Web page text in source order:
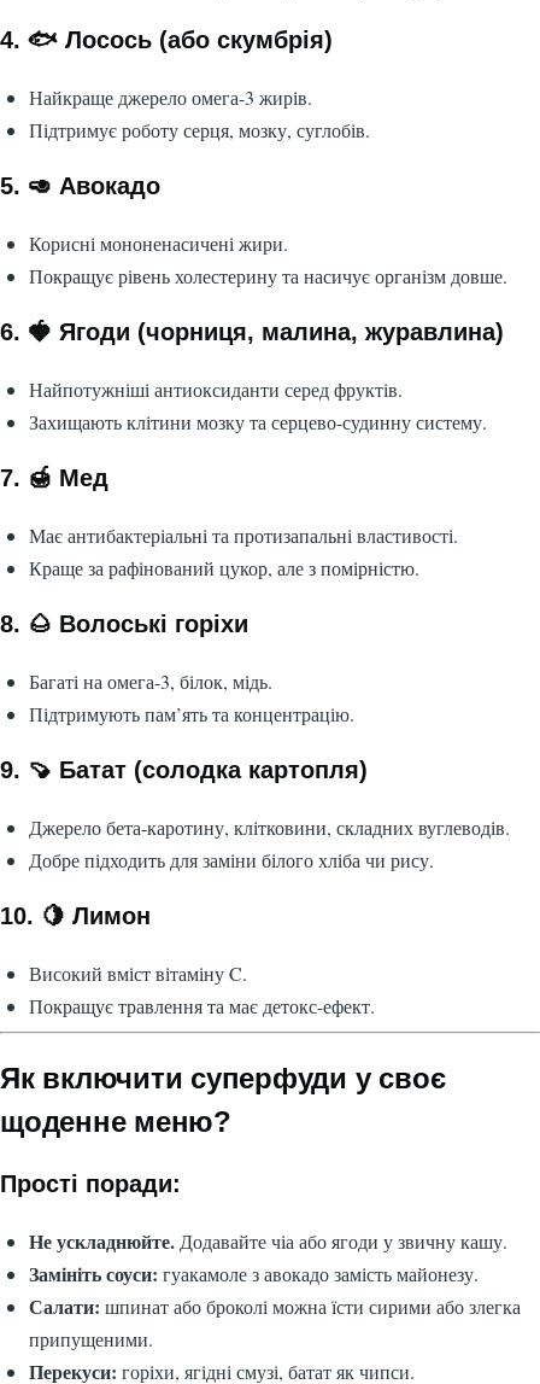
4. 🐟 Лосось (або скумбрія)
Найкраще джерело омега-3 жирів.
Підтримує роботу серця, мозку, суглобів.
5. 🥑 Авокадо
Корисні мононенасичені жири.
Покращує рівень холестерину та насичує організм довше.
6. 🍓 Ягоди (чорниця, малина, журавлина)
Найпотужніші антиоксиданти серед фруктів.
Захищають клітини мозку та серцево-судинну систему.
7. 🍯 Мед
Має антибактеріальні та протизапальні властивості.
Краще за рафінований цукор, але з помірністю.
8. 🌰 Волоські горіхи
Багаті на омега-3, білок, мідь.
Підтримують пам’ять та концентрацію.
9. 🍠 Батат (солодка картопля)
Джерело бета-каротину, клітковини, складних вуглеводів.
Добре підходить для заміни білого хліба чи рису.
10. 🍋 Лимон
Високий вміст вітаміну C.
Покращує травлення та має детокс-ефект.
Як включити суперфуди у своє
щоденне меню?
Прості поради:
Не ускладнюйте.Додавайте чіа або ягоди у звичну кашу.
Замініть соуси: гуакамоле з авокадо замість майонезу.
Салати: шпинат або броколі можна їсти сирими або злегка
припущеними.
Перекуси: горіхи, ягідні смузі, батат як чипси.